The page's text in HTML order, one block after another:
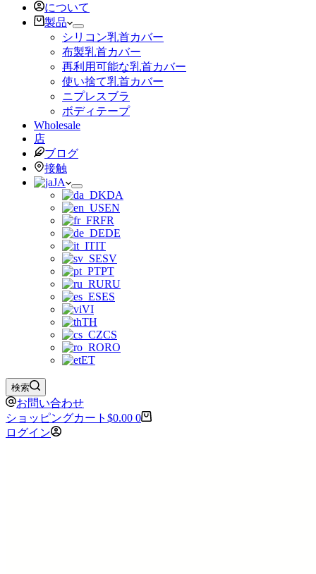
について
製品
シリコン乳首カバー
布製乳首カバー
再利用可能な乳首カバー
使い捨て乳首カバー
ニプレスブラ
ボディテープ
Wholesale
店
ブログ
接触
JA
DA
EN
FR
DE
IT
SV
PT
RU
ES
VI
TH
CS
RO
ET
検索
お問い合わせ
ショッピングカート $0.00 0
ログイン